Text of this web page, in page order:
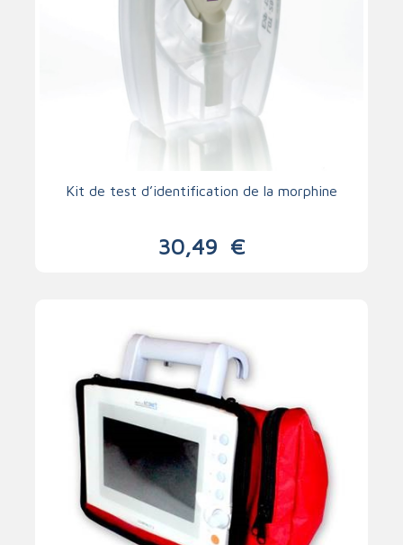
Kit de test d’identification de la morphine
30,49 €